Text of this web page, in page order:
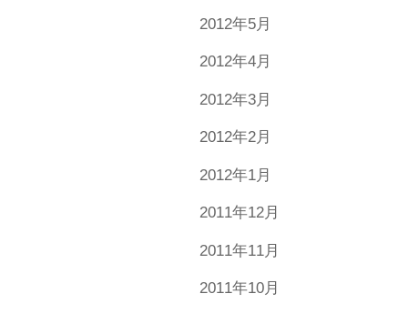
2012年5月
2012年4月
2012年3月
2012年2月
2012年1月
2011年12月
2011年11月
2011年10月